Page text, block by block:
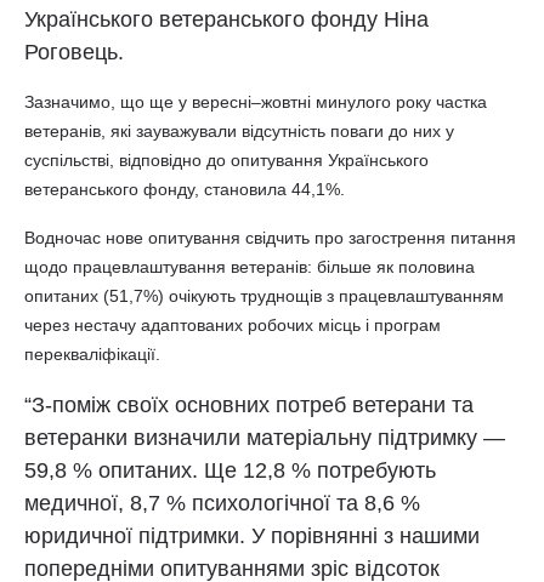
Українського ветеранського фонду Ніна
Роговець.
Зазначимо, що ще у вересні–жовтні минулого року частка
ветеранів, які зауважували відсутність поваги до них у
суспільстві, відповідно до опитування Українського
ветеранського фонду, становила 44,1%.
Водночас нове опитування свідчить про загострення питання
щодо працевлаштування ветеранів: більше як половина
опитаних (51,7%) очікують труднощів з працевлаштуванням
через нестачу адаптованих робочих місць і програм
перекваліфікації.
“З-поміж своїх основних потреб ветерани та
ветеранки визначили матеріальну підтримку —
59,8 % опитаних. Ще 12,8 % потребують
медичної, 8,7 % психологічної та 8,6 %
юридичної підтримки. У порівнянні з нашими
попередніми опитуваннями зріс відсоток